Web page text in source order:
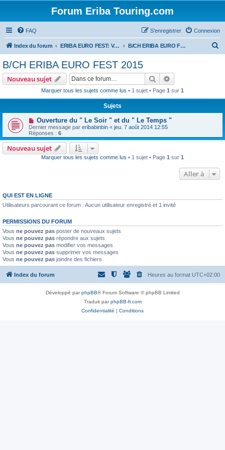
Forum Eriba Touring.com
FAQ Connexion
S’enregistrer
Index du forum ERIBA EURO FEST: VILLAGE GOLFE DU MORBIHAN 2015 B/CH ERIBA EURO FEST 2015
e
B/CH ERIBA EURO FEST 2015
Nouveau sujet Rechercher
Marquer tous les sujets comme lus • 1 sujet • Page 1 sur 1
Sujets
Ouverture du " Le Soir " et du " Le Temps "
Dernier message par eribabinbin « jeu. 7 août 2014 12:55
Réponses : 6
Nouveau sujet
Marquer tous les sujets comme lus • 1 sujet • Page 1 sur 1
Aller à
QUI EST EN LIGNE
Utilisateurs parcourant ce forum : Aucun utilisateur enregistré et 1 invité
PERMISSIONS DU FORUM
Vous ne pouvez pas poster de nouveaux sujets
Vous ne pouvez pas répondre aux sujets
Vous ne pouvez pas modifier vos messages
Vous ne pouvez pas supprimer vos messages
Vous ne pouvez pas joindre des fichiers
Index du forum Heures au format UTC+02:00
Développé parphpBB® Forum Software © phpBB Limited
Traduit parphpBB-fr.com
Confidentialité | Conditions